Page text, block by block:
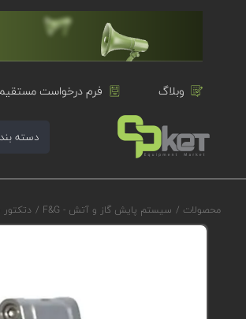
وبلاگ فرم درخواست
دسته
محصولات / سیستم پایش گاز و آتش - F&G /